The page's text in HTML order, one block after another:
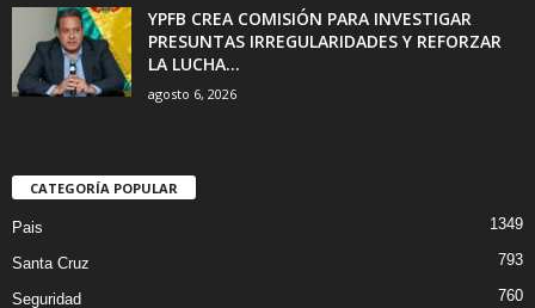
YPFB CREA COMISIÓN PARA INVESTIGAR
PRESUNTAS IRREGULARIDADES Y REFORZAR
LA LUCHA...
agosto 6, 2026
CATEGORÍA POPULAR
Pais 1349
Santa Cruz 793
Seguridad 760